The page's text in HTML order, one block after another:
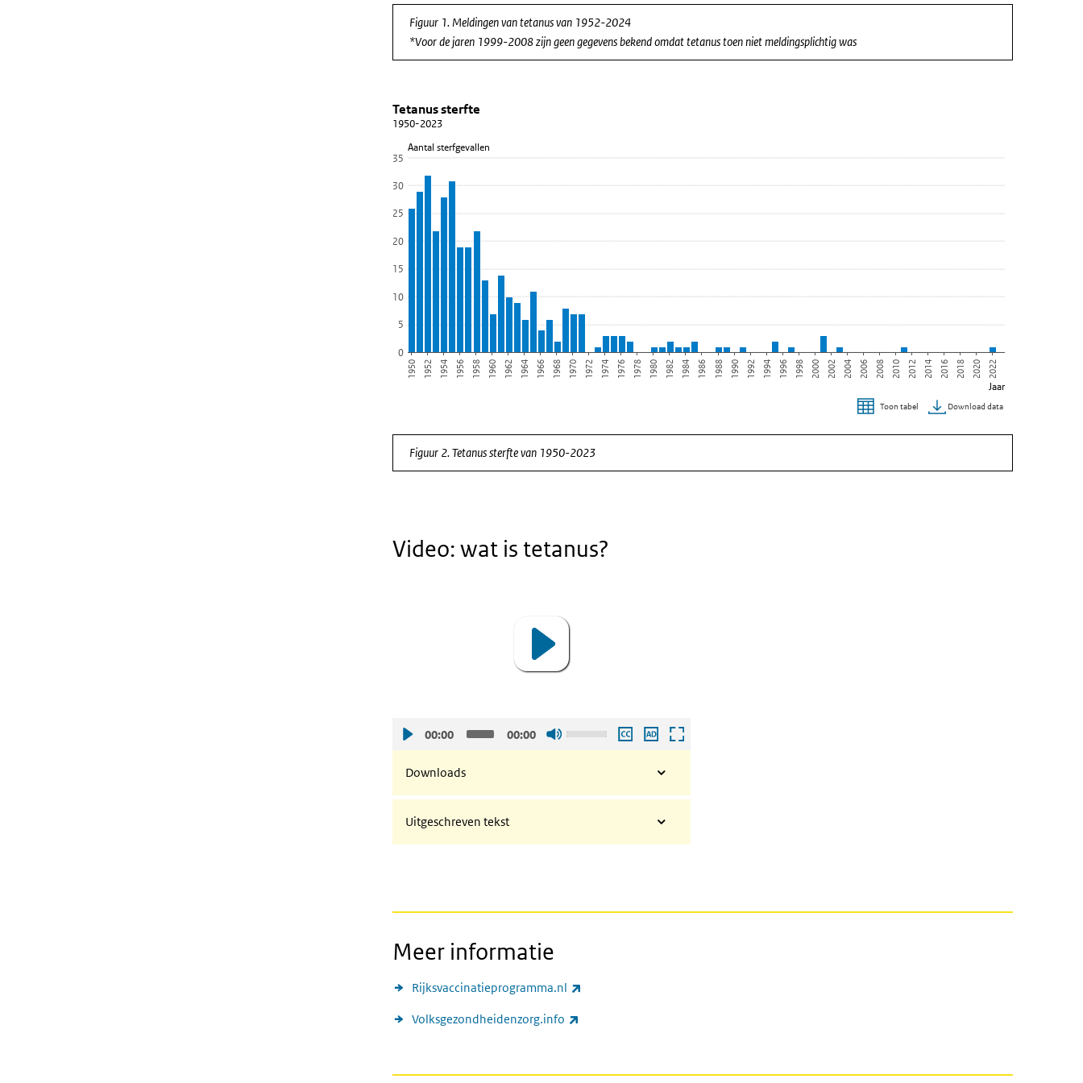
Figuur 1. Meldingen van tetanus van 1952-2024
*Voor de jaren 1999-2008 zijn geen gegevens bekend omdat tetanus toen niet meldingsplichtig was
Tetanus sterfte 1950-2023
Sla de grafiek 'Tetanus sterfte' over en ga naar de datatabel
Tetanus sterfte
1950-2023
Bekijk als data tabel.
De grafiek heeft 1 X-as die Jaar weergeeft.
De grafiek heeft 1 Y-as die Aantal sterfgevallen weergeeft.
Aantal sterfgevallen
Jaar
Tetanus sterfte
1950-2023
0
5
10
15
20
25
30
35
1950 1952 1954 1956 1958 1960 1962 1964 1966 1968 1970 1972 1974 1976 1978 1980 1982 1984 1986 1988 1990 1992 1994 1996 1998 2000 2002 2004 2006 2008 2010 2012 2014 2016 2018 2020 2022
Toon tabel Download data
Figuur 2. Tetanus sterfte van 1950-2023
Video: wat is tetanus?
00:00 00:00
omhoog
omlaag
zetten.
Downloads
Uitgeschreven tekst
Meer informatie
Rijksvaccinatieprogramma.nl
Volksgezondheidenzorg.info